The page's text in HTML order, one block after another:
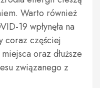
Warto również
19 wpłynęła na
coraz częściej
oraz dłuższe
związanego z